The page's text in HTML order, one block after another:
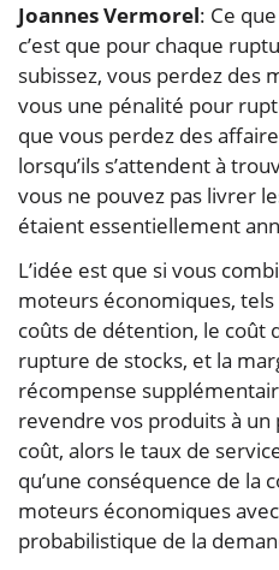
Joannes Vermorel: Ce
c’est que pour chaque
subissez, vous perdez des
vous une pénalité pour
que vous perdez des
lorsqu’ils s’attendent à
vous ne pouvez pas livrer
étaient essentiellement
L’idée est que si vous
moteurs économiques,
coûts de détention, le coût
rupture de stocks, et la
récompense
revendre vos produits à
coût, alors le taux de
qu’une conséquence de la
moteurs économiques
probabilistique de la